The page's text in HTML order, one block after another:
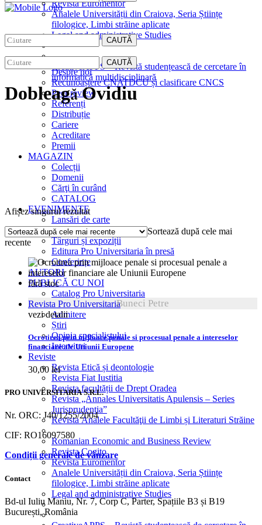
Revista Euromentor
Analele Universității din Craiova, Seria Științe
filologice, Limbi străine aplicate
Legal and administrative Studies
CreativeAPPS – Revistă studențească de cercetare în
informatică multidisciplinară
CAUTĂ
EDITURA
Despre noi
Recunoaștere CNATDCU și clasificare CNCS
Peer review
Referenți
Distribuție
Cariere
Acreditare
Premii
MAGAZIN
Colecții
Domenii
Cărţi în curând
CATALOG
EVENIMENTE
Lansări de carte
Interviuri
Târguri și expoziții
Editura Pro Universitaria în presă
Conferințe
AUTORI
PUBLICĂ CU NOI
Catalog Pro Universitaria
Revista Pro Universitaria
Admitere
Știri
Opinia specialistului
Interviuri
Reviste
Revista Etică și deontologie
Revista Fiat Iustitia
Revista facultății de Drept Oradea
Revista „Annales Universitatis Apulensis – Series
Jurisprudentia”
Revista Analele Facultăţii de Limbi și Literaturi Străine
Romanian Economic and Business Review
Revista Cogito
Revista Euromentor
Analele Universității din Craiova, Seria Științe
filologice, Limbi străine aplicate
Legal and administrative Studies
CAUTĂ
Dobleagă Ovidiu
Afișez singurul rezultat
Sortează după cele mai
recente
fără stoc
Buneci Petre
vezi detalii
Ocrotirea prin mijloace penale si procesual penale a intereselor
financiare ale Uniunii Europene
30,00 lei
PRO UNIVERSITARIA S.R.L.
Nr. ORC: J40/1255/2004
CIF: RO16097580
Condiții generale de vânzare
Contact
Bd-ul Iuliu Maniu, Nr. 7, Corp C, Parter, Spațiile B3 și B19
București, România